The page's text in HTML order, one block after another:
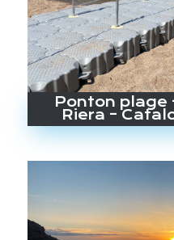
Ponton plage
Riera –